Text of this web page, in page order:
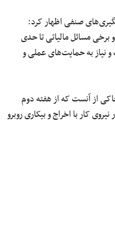
صنفی اظهار کرد:
و برخی مسائل مالیاتی تا حدی
نیاز به حمایت‌های عملی و
از آنست که از هفته دوم
تا کنون حدود ۴ میلیون و ۵۰۰ هزار نیروی کار با اخراج و بیکاری روبرو